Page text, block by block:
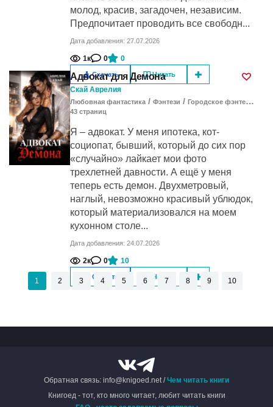
молод, красив, загадочен, независим.
Предпочитает проводить все свободн...
Дата добавления: 27.07.2026
1к 0 0
Скачать Читать
Адвокат для Демона
Скай Аврелия
Любовная фантастика / Фэнтези / Городское фэнтези /
43 cтраниц
Я – адвокат. У меня ипотека, кот-
социопат, бывший, который до сих пор
«случайно» лайкает мои фото
трехлетней давности. А ещё у меня
теперь есть демон. Двухметровый,
наглый, невозможно красивый ублюдок,
который материализовался на моем
кухонном столе...
Дата добавления: 24.07.2026
2к 0 10
Скачать Читать
1 2 3 4 5 6 7 8 9 10
Обратная связь: info@knigoed.net /Чем читать книги
Книгоед - тот, кто много читает, любит читать книги